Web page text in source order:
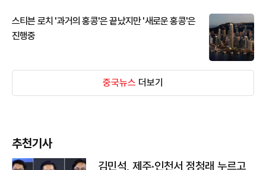
스티븐 로치 '과거의 홍콩'은 끝났지만 '새로운 홍콩'은
진행중
중국뉴스 더보기
추천기사
김민석, 제주·인천서 정청래 누르고